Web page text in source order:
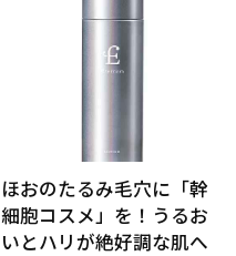
ほおのたるみ毛穴に「幹
細胞コスメ」を！うるお
いとハリが絶好調な肌へ